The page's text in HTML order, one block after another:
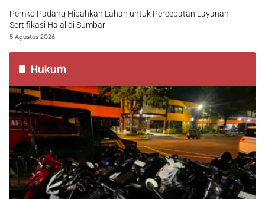
Pemko Padang Hibahkan Lahan untuk Percepatan Layanan
Sertifikasi Halal di Sumbar
5 Agustus 2026
Hukum